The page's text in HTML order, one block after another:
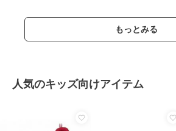
もっとみる
人気のキッズ向けアイテム